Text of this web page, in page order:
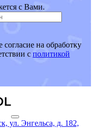
с Вами.
на обработку
с политикой
ул. Энгельса, д. 182,